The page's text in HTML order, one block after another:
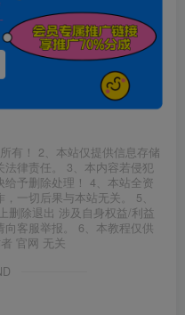
有！ 2、本站仅提供信息存储
律责任。 3、本内容若侵犯
予删除处理！ 4、本站全资
一切后果与本站无关。 5、
删除退出 涉及自身权益/利益
客服举报。 6、本教程仅供
官网 无关